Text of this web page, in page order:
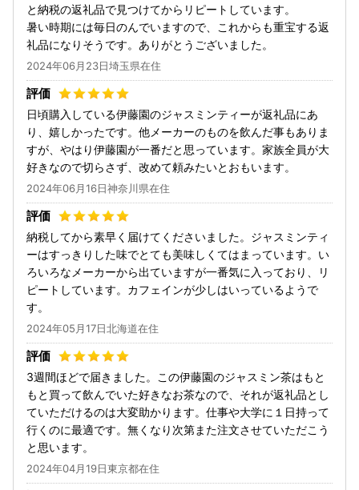
と納税の返礼品で見つけてからリピートしています。
暑い時期には毎日のんでいますので、これからも重宝する返
礼品になりそうです。ありがとうございました。
2024年06月23日埼玉県在住
日頃購入している伊藤園のジャスミンティーが返礼品にあ
り、嬉しかったです。他メーカーのものを飲んだ事もありま
すが、やはり伊藤園が一番だと思っています。家族全員が大
好きなので切らさず、改めて頼みたいとおもいます。
2024年06月16日神奈川県在住
納税してから素早く届けてくださいました。ジャスミンティ
ーはすっきりした味でとても美味しくてはまっています。い
ろいろなメーカーから出ていますが一番気に入っており、リ
ピートしています。カフェインが少しはいっているようで
す。
2024年05月17日北海道在住
3週間ほどで届きました。この伊藤園のジャスミン茶はもと
もと買って飲んでいた好きなお茶なので、それが返礼品とし
ていただけるのは大変助かります。仕事や大学に１日持って
行くのに最適です。無くなり次第また注文させていただこう
と思います。
2024年04月19日東京都在住